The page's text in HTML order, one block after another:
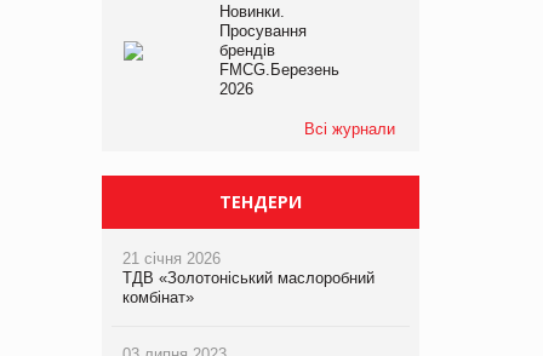
Новинки.
Просування
брендів
FMCG.Березень
2026
Всі журнали
ТЕНДЕРИ
21 січня 2026
ТДВ «Золотоніський маслоробний
комбінат»